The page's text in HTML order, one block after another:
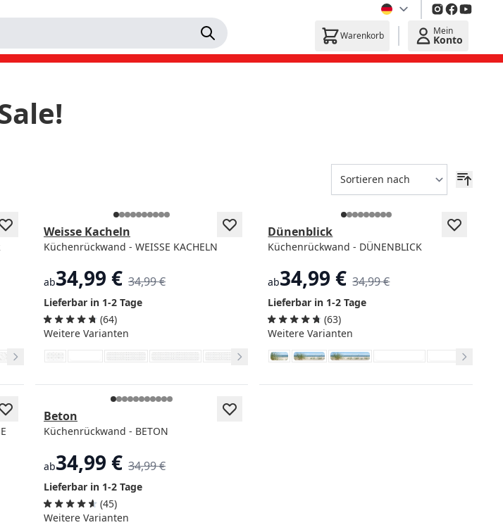
Mein
Konto
Warenkorb
Weisse Kacheln
Küchenrückwand - WEISSE KACHELN
ab34,99 € 34,99 €
Lieferbar in 1-2 Tage
(64)
Weitere Varianten
Dünenblick
Küchenrückwand - DÜNENBLICK
ab34,99 € 34,99 €
Lieferbar in 1-2 Tage
(63)
Weitere Varianten
Beton
Küchenrückwand - BETON
ab34,99 € 34,99 €
Lieferbar in 1-2 Tage
(45)
Weitere Varianten